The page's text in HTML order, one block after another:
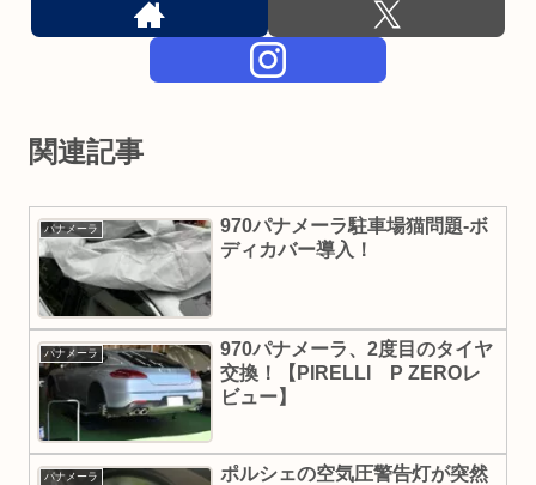
関連記事
パナメーラ
970パナメーラ駐車場猫問題-ボ
ディカバー導入！
パナメーラ
970パナメーラ、2度目のタイヤ
交換！【PIRELLI P ZEROレ
ビュー】
パナメーラ
ポルシェの空気圧警告灯が突然